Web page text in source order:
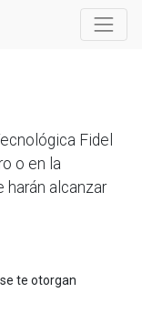
Fidel
o en la
harán alcanzar
te otorgan